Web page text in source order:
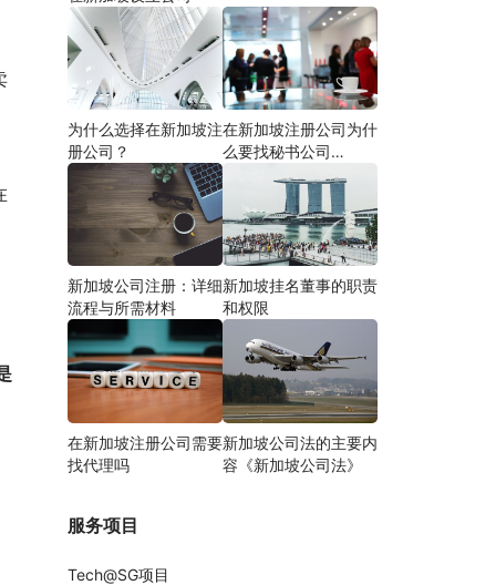
为什么选择在新加坡注
册公司？
在新加坡注册公司为什
么要找秘书公司
新加坡公司注册：详细
流程与所需材料
新加坡挂名董事的职责
和权限
在新加坡注册公司需要
找代理吗
新加坡公司法的主要内
容《新加坡公司法》
服务项目
Tech@SG项目